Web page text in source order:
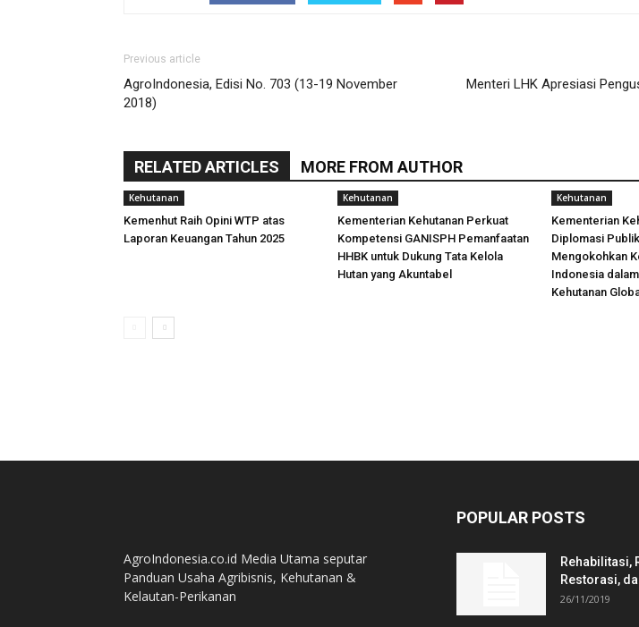
Previous article
AgroIndonesia, Edisi No. 703 (13-19 November
2018)
Menteri LHK Apresiasi
RELATED ARTICLES MORE FROM AUTHOR
Kehutanan
Kemenhut Raih Opini WTP atas
Laporan Keuangan Tahun 2025
Kehutanan
Kementerian Kehutanan Perkuat
Kompetensi GANISPH Pemanfaatan
HHBK untuk Dukung Tata Kelola
Hutan yang Akuntabel
Kehutanan
Kementerian
Diplomasi
Mengokohkan
Indonesia
Kehutanan
AgroIndonesia.co.id Media Utama seputar
Panduan Usaha Agribisnis, Kehutanan &
Kelautan-Perikanan
POPULAR POSTS
Rehabilitasi,
Restorasi,
26/11/2019